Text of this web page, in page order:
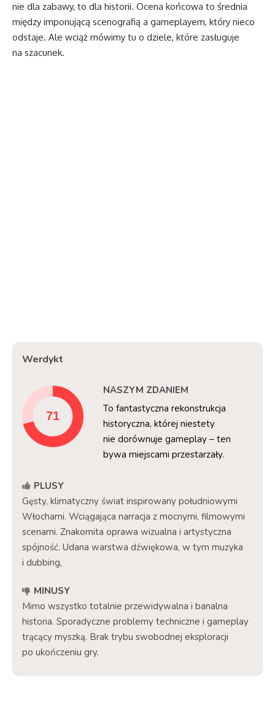
nie dla zabawy, to dla historii. Ocena końcowa to średnia
między imponującą scenografią a gameplayem, który nieco
odstaje. Ale wciąż mówimy tu o dziele, które zasługuje
na szacunek.
Werdykt
NASZYM ZDANIEM
To fantastyczna rekonstrukcja
historyczna, której niestety
nie dorównuje gameplay – ten
bywa miejscami przestarzały.
PLUSY
Gęsty, klimatyczny świat inspirowany południowymi
Włochami. Wciągająca narracja z mocnymi, filmowymi
scenami. Znakomita oprawa wizualna i artystyczna
spójność. Udana warstwa dźwiękowa, w tym muzyka
i dubbing,
MINUSY
Mimo wszystko totalnie przewidywalna i banalna
historia. Sporadyczne problemy techniczne i gameplay
trącący myszką. Brak trybu swobodnej eksploracji
po ukończeniu gry.